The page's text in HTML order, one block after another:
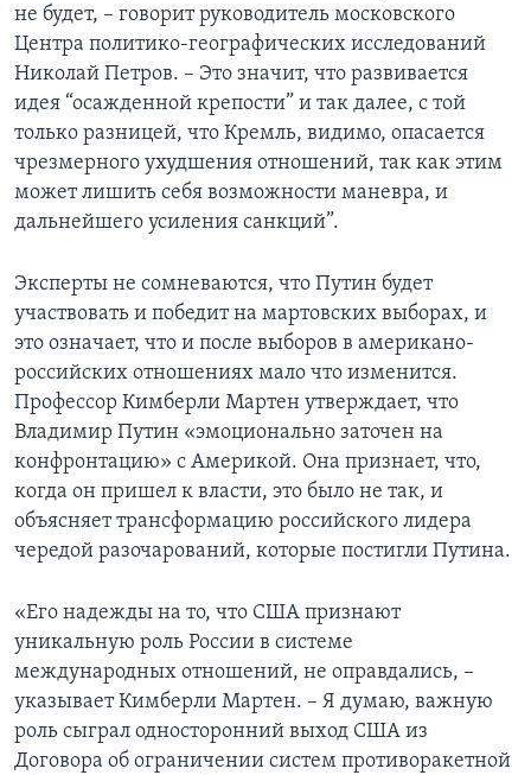
не будет, – говорит руководитель московского
Центра политико-географических исследований
Николай Петров. – Это значит, что развивается
идея “осажденной крепости” и так далее, с той
только разницей, что Кремль, видимо, опасается
чрезмерного ухудшения отношений, так как этим
может лишить себя возможности маневра, и
дальнейшего усиления санкций”.
Эксперты не сомневаются, что Путин будет
участвовать и победит на мартовских выборах, и
это означает, что и после выборов в американо-
российских отношениях мало что изменится.
Профессор Кимберли Мартен утверждает, что
Владимир Путин «эмоционально заточен на
конфронтацию» с Америкой. Она признает, что,
когда он пришел к власти, это было не так, и
объясняет трансформацию российского лидера
чередой разочарований, которые постигли Путина.
«Его надежды на то, что США признают
уникальную роль России в системе
международных отношений, не оправдались, –
указывает Кимберли Мартен. – Я думаю, важную
роль сыграл односторонний выход США из
Договора об ограничении систем противоракетной